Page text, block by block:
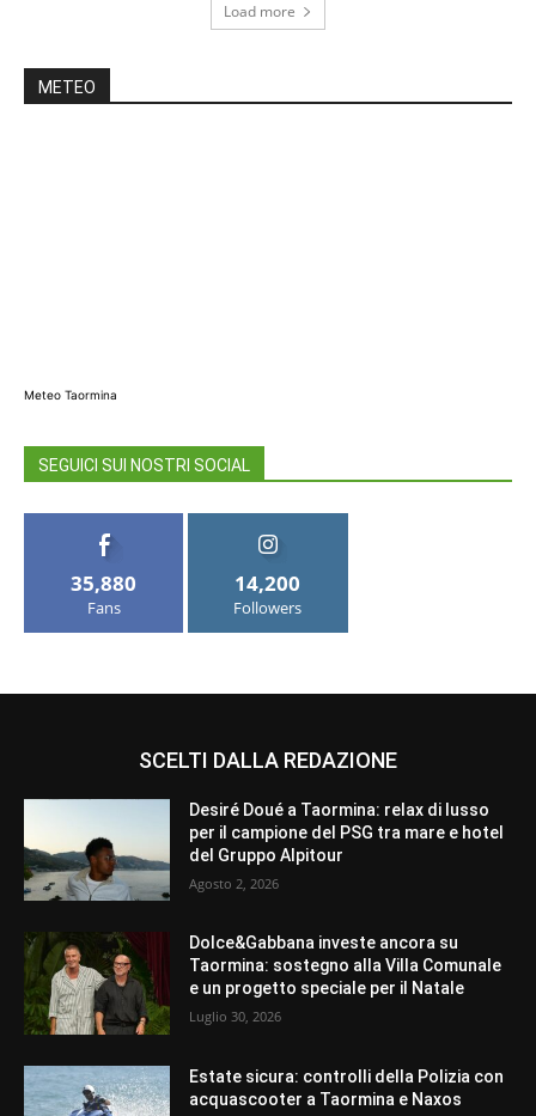
Load more
METEO
Meteo Taormina
SEGUICI SUI NOSTRI SOCIAL
35,880
Fans
14,200
Followers
SCELTI DALLA REDAZIONE
Desiré Doué a Taormina: relax di lusso
per il campione del PSG tra mare e hotel
del Gruppo Alpitour
Agosto 2, 2026
Dolce&Gabbana investe ancora su
Taormina: sostegno alla Villa Comunale
e un progetto speciale per il Natale
Luglio 30, 2026
Estate sicura: controlli della Polizia con
acquascooter a Taormina e Naxos